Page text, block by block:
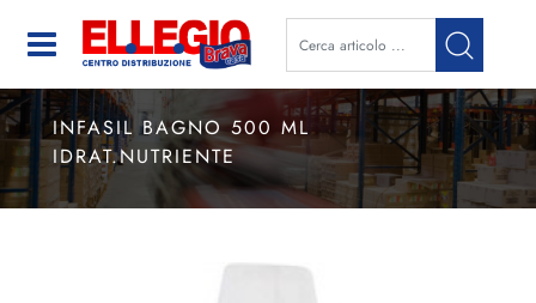
Open
INFASIL BAGNO 500 ML
IDRAT.NUTRIENTE